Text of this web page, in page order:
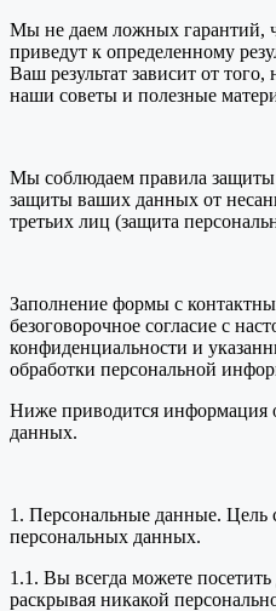
Мы не даем ложных гарантий,
приведут к определенному
Ваш результат зависит от
наши советы и полезные
Мы соблюдаем правила
защиты ваших данных от
третьих лиц (защита
Заполнение формы с
безоговорочное согласие с
конфиденциальности и
обработки персональной
Ниже приводится информация
данных.
1. Персональные данные. Цель
персональных данных.
1.1. Вы всегда можете
раскрывая никакой